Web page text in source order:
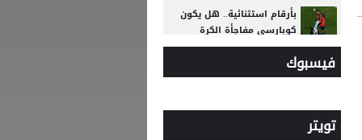
بأرقام استثنائية.. هل يكون
كوبارسي مفاجأة الكرة
الذهبية؟
ضربة أوروبية.. مقترح إنفانتينوفيسبوك
تويتر